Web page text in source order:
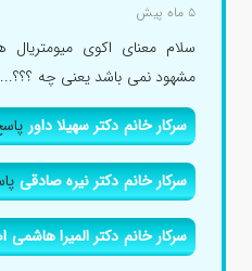
۵ ماه پیش
سلام معنای اکوی
مشهود نمی باشد یعنی چه ؟؟؟...
سرکار خانم دکتر سهیلا داور
سرکار خانم دکتر نیره صادقی
سرکار خانم دکتر المیرا هاشمی